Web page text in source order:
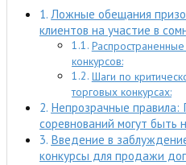
Ложные обещания
клиентов на участие в
конкурсов:
Шаги по
торговых конкурсах:
Непрозрачные правила:
соревнований могут быть
Введение в
конкурсы для продажи